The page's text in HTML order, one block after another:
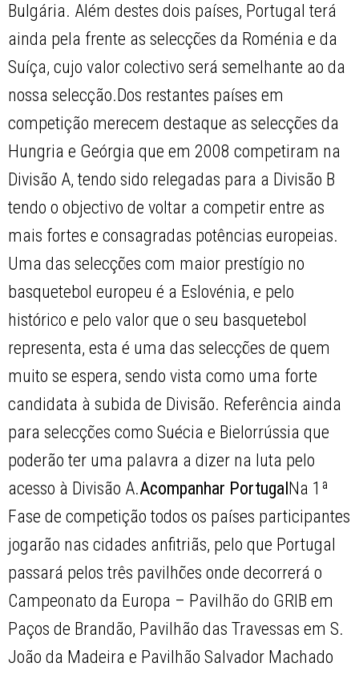
Bulgária. Além destes dois países, Portugal terá
ainda pela frente as selecções da Roménia e da
Suíça, cujo valor colectivo será semelhante ao da
nossa selecção.Dos restantes países em
competição merecem destaque as selecções da
Hungria e Geórgia que em 2008 competiram na
Divisão A, tendo sido relegadas para a Divisão B
tendo o objectivo de voltar a competir entre as
mais fortes e consagradas potências europeias.
Uma das selecções com maior prestígio no
basquetebol europeu é a Eslovénia, e pelo
histórico e pelo valor que o seu basquetebol
representa, esta é uma das selecções de quem
muito se espera, sendo vista como uma forte
candidata à subida de Divisão. Referência ainda
para selecções como Suécia e Bielorrússia que
poderão ter uma palavra a dizer na luta pelo
acesso à Divisão A.Acompanhar Portugal Na 1ª
Fase de competição todos os países participantes
jogarão nas cidades anfitriãs, pelo que Portugal
passará pelos três pavilhões onde decorrerá o
Campeonato da Europa – Pavilhão do GRIB em
Paços de Brandão, Pavilhão das Travessas em S.
João da Madeira e Pavilhão Salvador Machado